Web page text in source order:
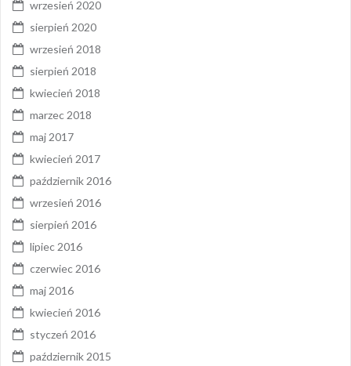
wrzesień 2020
sierpień 2020
wrzesień 2018
sierpień 2018
kwiecień 2018
marzec 2018
maj 2017
kwiecień 2017
październik 2016
wrzesień 2016
sierpień 2016
lipiec 2016
czerwiec 2016
maj 2016
kwiecień 2016
styczeń 2016
październik 2015